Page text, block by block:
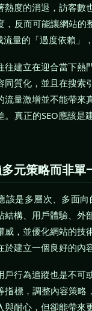
熱度的消退，訪客數
，反而可能讓網站的
流量的「過度依賴」
往建立在迎合當下
同質化，並且在搜索
流量激增並不能帶來
。真正的SEO應該
元策略而非單
該是多層次、多面
結構、用戶體驗、外
威，並優化網站的技
於建立一個良好的內
戶行為追蹤也是不
指標，調整內容策略
與耐心，但卻能帶來